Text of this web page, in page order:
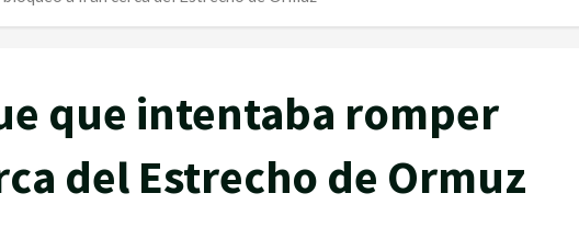
que intentaba romper
del Estrecho de Ormuz